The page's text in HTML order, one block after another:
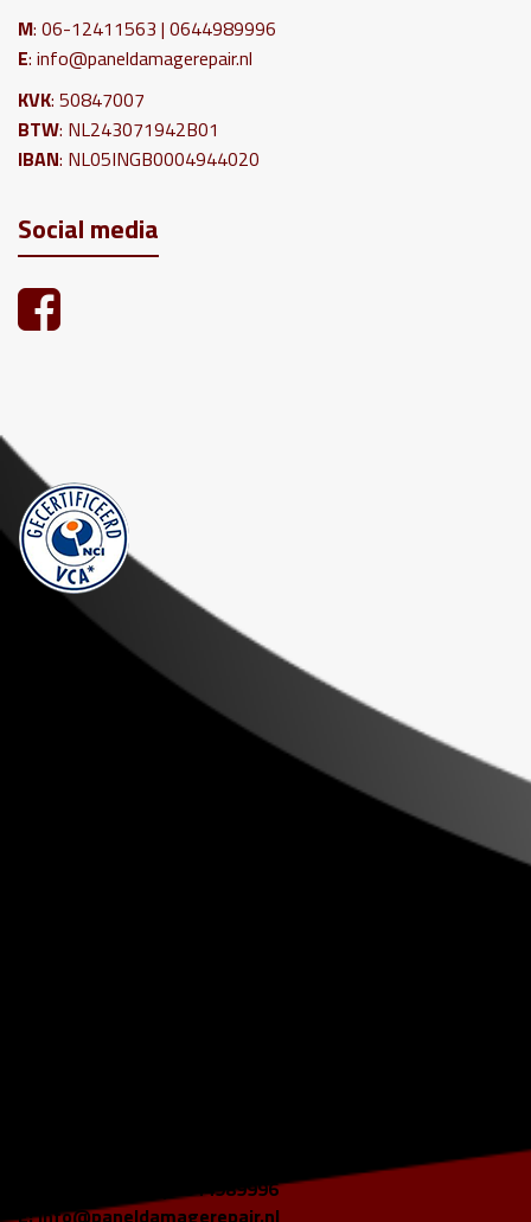
M: 06-12411563 | 0644989996
E: info@paneldamagerepair.nl
KVK: 50847007
BTW: NL243071942B01
IBAN: NL05INGB0004944020
Social media
: 06-12411563 | 0644989996
E:info@paneldamagerepair.nl